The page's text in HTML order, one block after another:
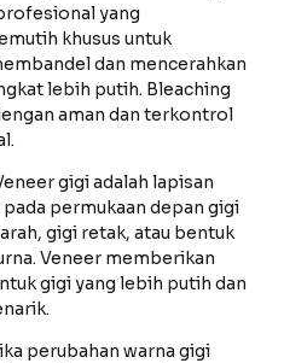
yang
khusus untuk
dan mencerahkan
lebih putih. Bleaching
aman dan terkontrol
gigi adalah lapisan
permukaan depan gigi
gigi retak, atau bentuk
Veneer memberikan
gigi yang lebih putih dan
perubahan warna gigi